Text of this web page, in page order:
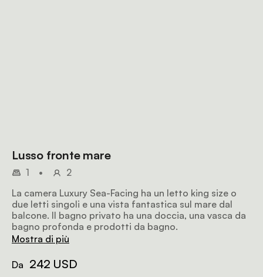
Lusso fronte mare
1 •
2
La camera Luxury Sea-Facing ha un letto king size o
due letti singoli e una vista fantastica sul mare dal
balcone. Il bagno privato ha una doccia, una vasca da
bagno profonda e prodotti da bagno.
Mostra di più
Da 242 USD